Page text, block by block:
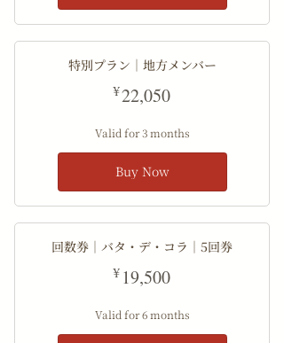
特別プラン｜地方メンバー
¥22,050
Valid for 3 months
Buy Now
回数券｜バタ・デ・コラ｜5回券
¥ 19,500
Valid for 6 months